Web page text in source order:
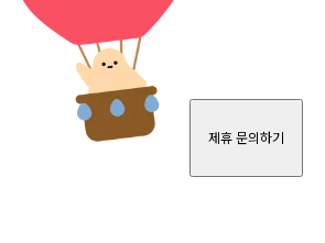
제휴 문의하기